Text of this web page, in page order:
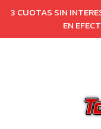
3 CUOTAS SIN
EN